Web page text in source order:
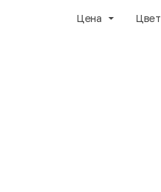
Цена Цвет